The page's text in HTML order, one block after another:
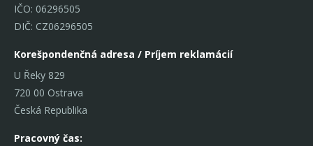
IČO: 06296505
DIČ: CZ06296505
Korešpondenčná adresa / Príjem reklamácií
U Řeky 829
720 00 Ostrava
Česká Republika
Pracovný čas: